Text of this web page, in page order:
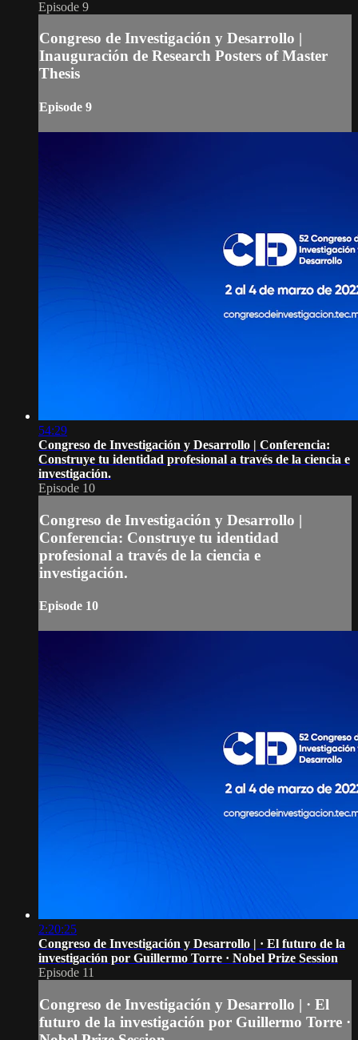
Episode 9
Congreso de Investigación y Desarrollo |
Inauguración de Research Posters of Master
Thesis
Episode 9
54:29
Congreso de Investigación y Desarrollo | Conferencia:
Construye tu identidad profesional a través de la ciencia e
investigación.
Episode 10
Congreso de Investigación y Desarrollo |
Conferencia: Construye tu identidad
profesional a través de la ciencia e
investigación.
Episode 10
2:20:25
Congreso de Investigación y Desarrollo | · El futuro de la
investigación por Guillermo Torre · Nobel Prize Session
Episode 11
Congreso de Investigación y Desarrollo | · El
futuro de la investigación por Guillermo Torre ·